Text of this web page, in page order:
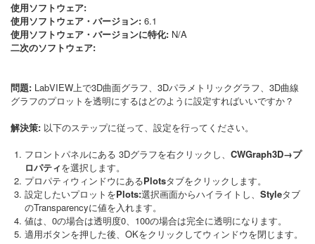
使用ソフトウェア:
使用ソフトウェア・バージョン: 6.1
使用ソフトウェア・バージョンに特化: N/A
二次のソフトウェア:
問題: LabVIEW上で3D曲面グラフ、3Dパラメトリックグラフ、3D曲線
グラフのプロットを透明にするはどのように設定すればいいですか？
解決策: 以下のステップに従って、設定を行ってください。
フロントパネルにある 3Dグラフを右クリックし、 CWGraph3D→プ
ロパティを選択します。
プロパティウィンドウにあるPlotsタブをクリックします。
設定したいプロットをPlots:選択画面からハイライトし、 Styleタブ
のTransparencyに値を入れます。
値は、0の場合は透明度0、100の場合は完全に透明になります。
適用ボタンを押した後、OKをクリックしてウィンドウを閉じます。